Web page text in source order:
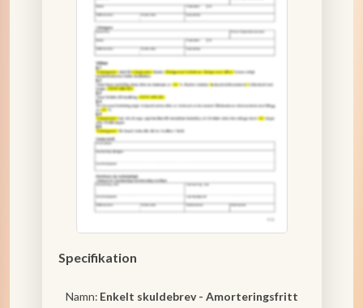
Specifikation
Namn: Enkelt skuldebrev - Amorteringsfritt